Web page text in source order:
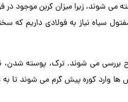
می شوند، زیرا میزان کربن موجود
سیاه نیاز به فولادی داریم که
بررسی می شوند. ترک، پوسته
وارد کوره پیش گرم می شوند تا به